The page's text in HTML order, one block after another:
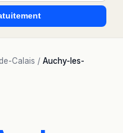
Calais / Auchy-les-